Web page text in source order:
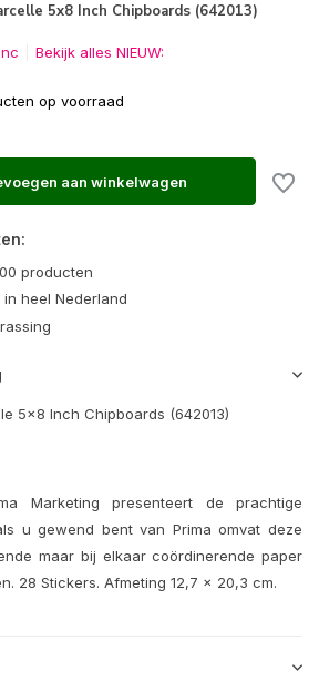
5x8 Inch Chipboards (642013)
Bekijk alles NIEUW:
op voorraad
aan winkelwagen
producten
in heel Nederland
5x8 Inch Chipboards (642013)
Marketing presenteert de prachtige
u gewend bent van Prima omvat deze
maar bij elkaar coördinerende paper
28 Stickers. Afmeting 12,7 x 20,3 cm.